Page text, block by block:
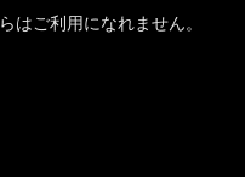
はご利用になれません。